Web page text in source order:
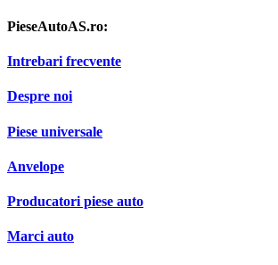
PieseAutoAS.ro:
Intrebari frecvente
Despre noi
Piese universale
Anvelope
Producatori piese auto
Marci auto